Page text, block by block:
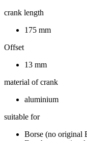
crank length
175 mm
Offset
13 mm
material of crank
aluminium
suitable for
Borse (no original